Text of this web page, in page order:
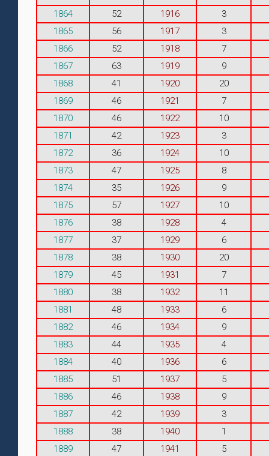
1864
52 1916
3
1865
56 1917
3
1866
52 1918
7
1867
63 1919
9
1868
41 1920
20
1869
46 1921
7
1870
46 1922
10
1871
42 1923
3
1872
36 1924
10
1873
47 1925
8
1874
35 1926
9
1875
57 1927
10
1876
38 1928
4
1877
37 1929
6
1878
38 1930
20
1879
45 1931
7
1880
38 1932
11
1881
48 1933
6
1882
46 1934
9
1883
44 1935
4
1884
40 1936
6
1885
51 1937
5
1886
46 1938
9
1887
42 1939
3
1888
38 1940
1
1889
47 1941
5